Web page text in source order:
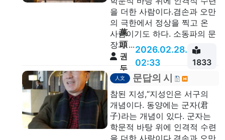
을 더한 사람이다.겸손과 오만
의 극한에서 정상을 찍고 온
사람이기도 하다. 소동파의 문
장과 ...
萬
頭
권
두
안
2026.02.28.
02:33
1833
人文 문답의 시
참된 지성,“지성인은 서구의
개념이다. 동양에는 군자(君
子)라는 개념이 있다. 군자는
학문적 바탕 위에 인격적 수련
을 더한 사람이다.겸손과 오만